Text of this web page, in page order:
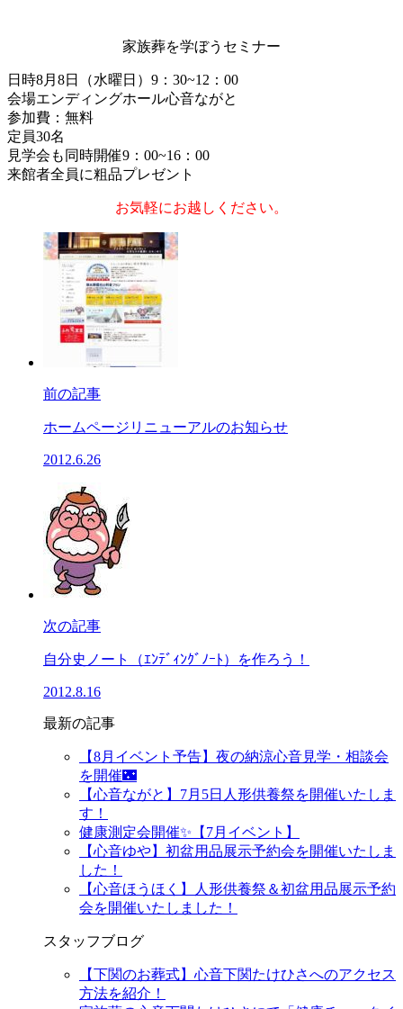
家族葬を学ぼうセミナー
日時8月8日（水曜日）9：30~12：00
会場エンディングホール心音ながと
参加費：無料
定員30名
見学会も同時開催9：00~16：00
来館者全員に粗品プレゼント
お気軽にお越しください。
前の記事
ホームページリニューアルのお知らせ
2012.6.26
次の記事
自分史ノート（ｴﾝﾃﾞｨﾝｸﾞﾉｰﾄ）を作ろう！
2012.8.16
最新の記事
【8月イベント予告】夜の納涼心音見学・相談会
を開催🌃
【心音ながと】7月5日人形供養祭を開催いたしま
す！
健康測定会開催✨【7月イベント】
【心音ゆや】初盆用品展示予約会を開催いたしま
した！
【心音ほうほく】人形供養祭＆初盆用品展示予約
会を開催いたしました！
スタッフブログ
【下関のお葬式】心音下関たけひさへのアクセス
方法を紹介！